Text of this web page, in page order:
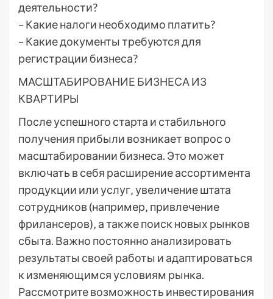
деятельности?
– Какие налоги необходимо платить?
– Какие документы требуются для
регистрации бизнеса?
МАСШТАБИРОВАНИЕ БИЗНЕСА ИЗ
КВАРТИРЫ
После успешного старта и стабильного
получения прибыли возникает вопрос о
масштабировании бизнеса. Это может
включать в себя расширение ассортимента
продукции или услуг‚ увеличение штата
сотрудников (например‚ привлечение
фрилансеров)‚ а также поиск новых рынков
сбыта. Важно постоянно анализировать
результаты своей работы и адаптироваться
к изменяющимся условиям рынка.
Рассмотрите возможность инвестирования